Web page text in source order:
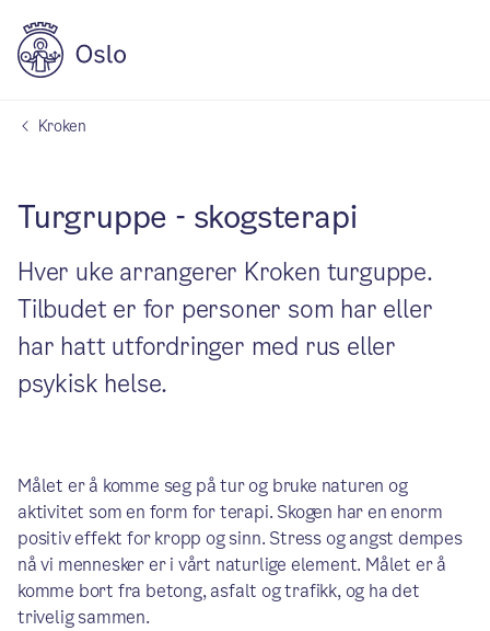
Kroken
Turgruppe - skogsterapi
Hver uke arrangerer Kroken turguppe.
Tilbudet er for personer som har eller
har hatt utfordringer med rus eller
psykisk helse.
Målet er å komme seg på tur og bruke naturen og
aktivitet som en form for terapi. Skogen har en enorm
positiv effekt for kropp og sinn. Stress og angst dempes
nå vi mennesker er i vårt naturlige element. Målet er å
komme bort fra betong, asfalt og trafikk, og ha det
trivelig sammen.